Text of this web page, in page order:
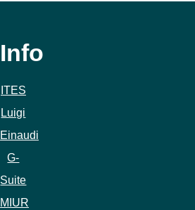
Info
ITES
Luigi
Einaudi
G-
Suite
MIUR